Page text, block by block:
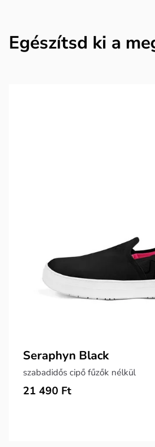
Egészítsd ki a
Seraphyn Black
szabadidős cipő fűzők nélkül
21 490 Ft